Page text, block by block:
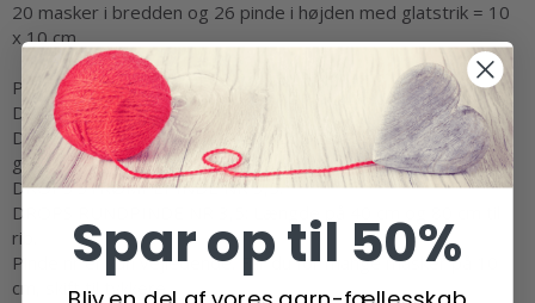
20 masker i bredden og 26 pinde i højden med glatstrik = 10
x 10 cm.
PINDE:
DROPS STRØMPEPINDE NR 4,5.
DROPS RUNDPIND NR 4,5: Længde på 40 cm og 80 cm til
glatstrik/mønster.
DROPS STRØMPEPINDE NR 3,5.
DROPS RUNDPINDE NR 3,5: Længde på 40 cm og 80 cm til
rib.
Pinde nr er kun vejledende. Får du for mange masker på 10
cm, skift til tykkere
Spar op til 50%